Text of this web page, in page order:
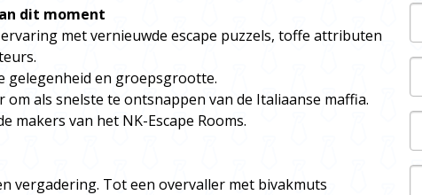
dit moment
met vernieuwde escape puzzels, toffe attributen
gelegenheid en groepsgrootte.
om als snelste te ontsnappen van de Italiaanse maffia.
makers van het NK-Escape Rooms.
vergadering. Tot een overvaller met bivakmuts